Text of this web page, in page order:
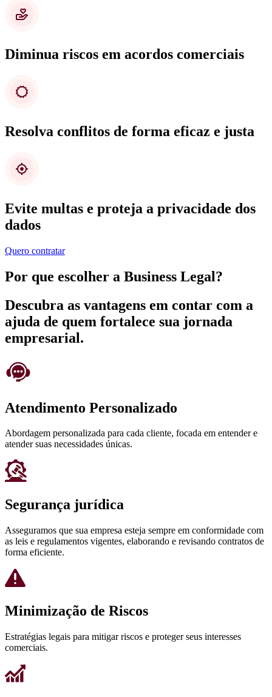
Diminua riscos em acordos comerciais
Resolva conflitos de forma eficaz e justa
Evite multas e proteja a privacidade dos
dados
Quero contratar
Por que escolher a Business Legal?
Descubra as vantagens em contar com a
ajuda de quem fortalece sua jornada
empresarial.
Atendimento Personalizado
Abordagem personalizada para cada cliente, focada em entender e
atender suas necessidades únicas.
Segurança jurídica
Asseguramos que sua empresa esteja sempre em conformidade com
as leis e regulamentos vigentes, elaborando e revisando contratos de
forma eficiente.
Minimização de Riscos
Estratégias legais para mitigar riscos e proteger seus interesses
comerciais.